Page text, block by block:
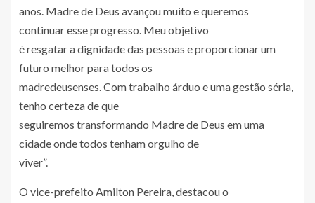
anos. Madre de Deus avançou muito e queremos
continuar esse progresso. Meu objetivo
é resgatar a dignidade das pessoas e proporcionar um
futuro melhor para todos os
madredeusenses. Com trabalho árduo e uma gestão séria,
tenho certeza de que
seguiremos transformando Madre de Deus em uma
cidade onde todos tenham orgulho de
viver”.
O vice-prefeito Amilton Pereira, destacou o